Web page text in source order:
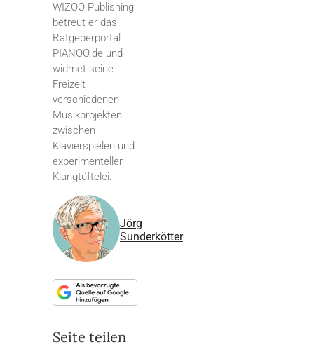
WIZOO Publishing
betreut er das
Ratgeberportal
PIANOO.de und
widmet seine
Freizeit
verschiedenen
Musikprojekten
zwischen
Klavierspielen und
experimenteller
Klangtüftelei.
Jörg
Sunderkötter
Seite teilen